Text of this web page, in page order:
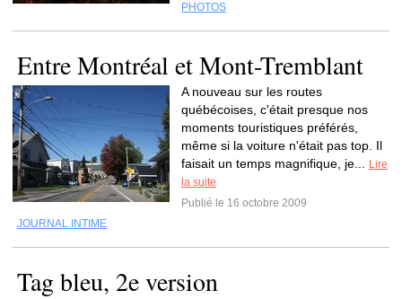
PHOTOS
Entre Montréal et Mont-Tremblant
A nouveau sur les routes
québécoises, c'était presque nos
moments touristiques préférés,
même si la voiture n'était pas top. Il
faisait un temps magnifique, je...
Lire
la suite
Publié le 16 octobre 2009
JOURNAL INTIME
Tag bleu, 2e version